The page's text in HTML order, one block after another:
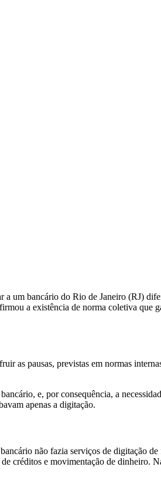
um bancário do Rio de Janeiro (RJ)
a existência de norma coletiva que
as pausas, previstas em normas
e, por consequência, a
apenas a digitação.
não fazia serviços de digitação
créditos e movimentação de dinheiro.